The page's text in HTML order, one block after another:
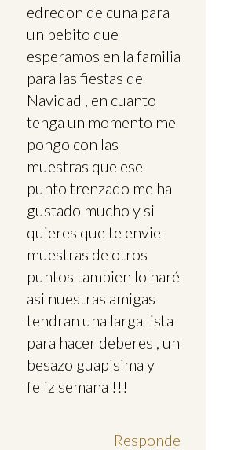
edredon de cuna para
un bebito que
esperamos en la familia
para las fiestas de
Navidad , en cuanto
tenga un momento me
pongo con las
muestras que ese
punto trenzado me ha
gustado mucho y si
quieres que te envie
muestras de otros
puntos tambien lo haré
asi nuestras amigas
tendran una larga lista
para hacer deberes , un
besazo guapisima y
feliz semana !!!
Responde